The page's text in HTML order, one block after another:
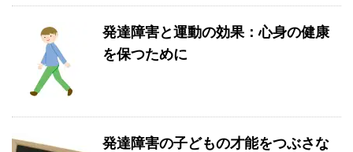
発達障害と運動の効果：心身の健康
を保つために
発達障害の子どもの才能をつぶさな